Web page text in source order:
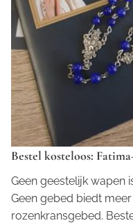
Bestel kosteloos:
Geen geestelijk wapen
Geen gebed biedt
rozenkransgebed.